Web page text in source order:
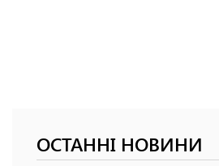
ОСТАННІ НОВИНИ